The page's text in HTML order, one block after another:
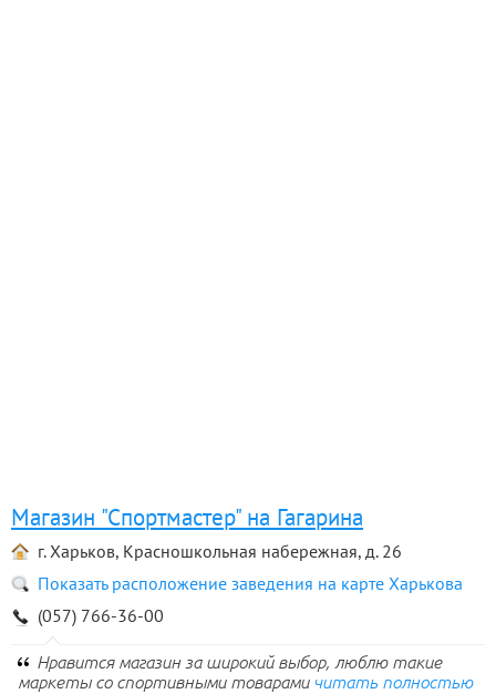
Магазин "Спортмастер" на Гагарина
г. Харьков, Красношкольная набережная, д. 26
Показать расположение заведения на карте Харькова
(057) 766-36-00
Нравится магазин за широкий выбор, люблю такие
маркеты со спортивными товарами читать полностью